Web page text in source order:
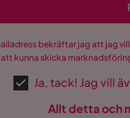
bekräftar jag att jag
kunna skicka
Ja, tack! Jag vill
Allt detta och